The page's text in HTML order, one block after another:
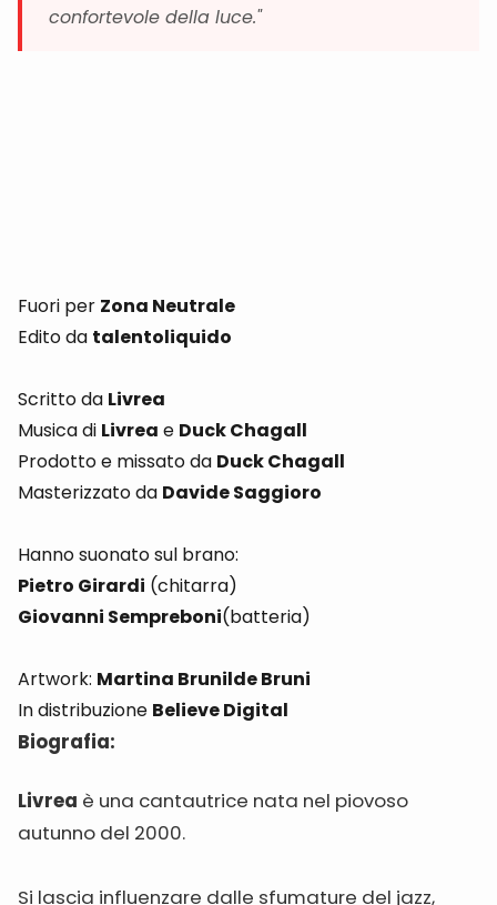
confortevole della luce."
Fuori per Zona Neutrale
Edito da talentoliquido
Scritto da Livrea
Musica di Livrea e Duck Chagall
Prodotto e missato da Duck Chagall
Masterizzato da Davide Saggioro
Hanno suonato sul brano:
Pietro Girardi (chitarra)
Giovanni Sempreboni(batteria)
Artwork: Martina Brunilde Bruni
In distribuzione Believe Digital
Biografia:
Livrea è una cantautrice nata nel piovoso
autunno del 2000.
Si lascia influenzare dalle sfumature del jazz,